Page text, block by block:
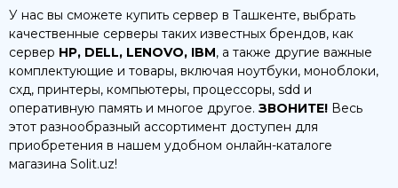
У нас вы сможете купить сервер в Ташкенте, выбрать
качественные серверы таких известных брендов, как
сервер HP, DELL, LENOVO, IBM, а также другие важные
комплектующие и товары, включая ноутбуки, моноблоки,
схд, принтеры, компьютеры, процессоры, sdd и
оперативную память и многое другое. ЗВОНИТЕ! Весь
этот разнообразный ассортимент доступен для
приобретения в нашем удобном онлайн-каталоге
магазина Solit.uz!